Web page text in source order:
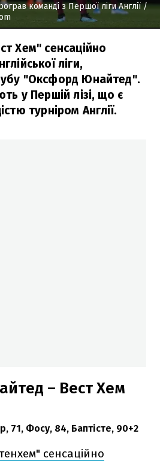
команді з Першої ліги Англії/
Хем" сенсаційно
ліги,
"Оксфорд Юнайтед".
у Першій лізі, що є
турніром Англії.
– Вест Хем
71, Фосу, 84, Баптісте, 90+2
сенсаційно